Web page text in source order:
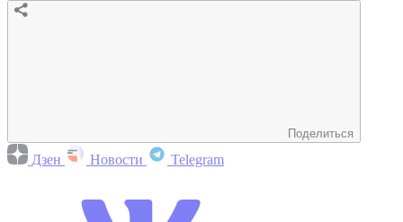
Поделиться
Дзен Новости Telegram